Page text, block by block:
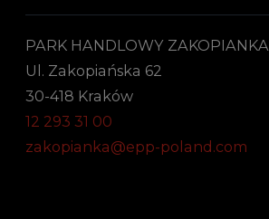
PARK HANDLOWY ZAKOPIANKA
Ul. Zakopiańska 62
30-418 Kraków
12 293 31 00
zakopianka@epp-poland.com